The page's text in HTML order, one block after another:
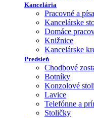
Kancelária
Pracovné a
Kancelárske
Domáce
Knižnice
Kancelárske
Predsieň
Chodbové
Botníky
Konzolové
Lavice
Telefónne a
Stoličky